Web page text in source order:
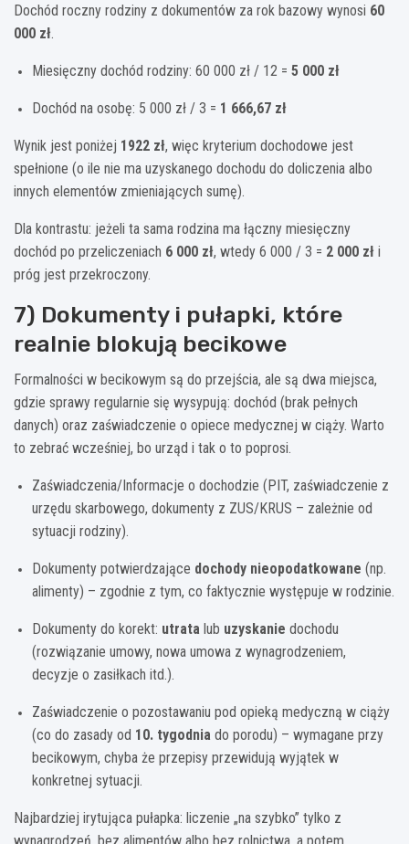
Dochód roczny rodziny z dokumentów za rok bazowy wynosi 60
000 zł.
Miesięczny dochód rodziny: 60 000 zł / 12 = 5 000 zł
Dochód na osobę: 5 000 zł / 3 = 1 666,67 zł
Wynik jest poniżej 1922 zł, więc kryterium dochodowe jest
spełnione (o ile nie ma uzyskanego dochodu do doliczenia albo
innych elementów zmieniających sumę).
Dla kontrastu: jeżeli ta sama rodzina ma łączny miesięczny
dochód po przeliczeniach 6 000 zł, wtedy 6 000 / 3 = 2 000 zł i
próg jest przekroczony.
7) Dokumenty i pułapki, które
realnie blokują becikowe
Formalności w becikowym są do przejścia, ale są dwa miejsca,
gdzie sprawy regularnie się wysypują: dochód (brak pełnych
danych) oraz zaświadczenie o opiece medycznej w ciąży. Warto
to zebrać wcześniej, bo urząd i tak o to poprosi.
Zaświadczenia/Informacje o dochodzie (PIT, zaświadczenie z
urzędu skarbowego, dokumenty z ZUS/KRUS – zależnie od
sytuacji rodziny).
Dokumenty potwierdzające dochody nieopodatkowane (np.
alimenty) – zgodnie z tym, co faktycznie występuje w rodzinie.
Dokumenty do korekt: utrata lub uzyskanie dochodu
(rozwiązanie umowy, nowa umowa z wynagrodzeniem,
decyzje o zasiłkach itd.).
Zaświadczenie o pozostawaniu pod opieką medyczną w ciąży
(co do zasady od 10. tygodnia do porodu) – wymagane przy
becikowym, chyba że przepisy przewidują wyjątek w
konkretnej sytuacji.
Najbardziej irytująca pułapka: liczenie „na szybko” tylko z